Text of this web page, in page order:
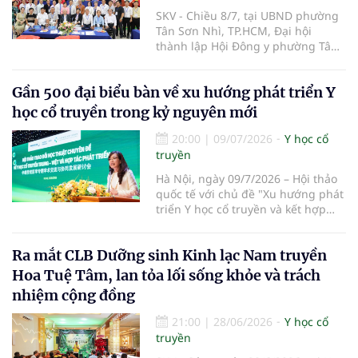
SKV - Chiều 8/7, tại UBND phường
Tân Sơn Nhì, TP.HCM, Đại hội
thành lập Hội Đông y phường Tân
kiện toàn tổ chức Hội Đông y tại cơ
sở, góp phần phát huy vai trò y học
cổ truyền trong chăm sóc sức khỏe
nhân dân.
Gần 500 đại biểu bàn về xu hướng phát triển Y
học cổ truyền trong kỷ nguyên mới
20:00 | 09/07/2026
Y học cổ
truyền
Hà Nội, ngày 09/7/2026 – Hội thảo
quốc tế với chủ đề "Xu hướng phát
triển Y học cổ truyền và kết hợp
– Dược Phenikaa. Sự kiện do Đại
học Phenikaa tổ chức, quy tụ gần
500 đại biểu là đại diện các cơ
viện cùng đông đảo chuyên gia,
nhà khoa học, bác sĩ và giảng viên
hàng đầu trong nước và quốc tế.
Ra mắt CLB Dưỡng sinh Kinh lạc Nam truyền
Hoa Tuệ Tâm, lan tỏa lối sống khỏe và trách
nhiệm cộng đồng
21:00 | 28/06/2026
Y học cổ
truyền